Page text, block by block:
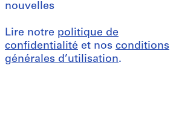
nouvelles
Lire notre politique de
confidentialité et nos conditions
générales d’utilisation.